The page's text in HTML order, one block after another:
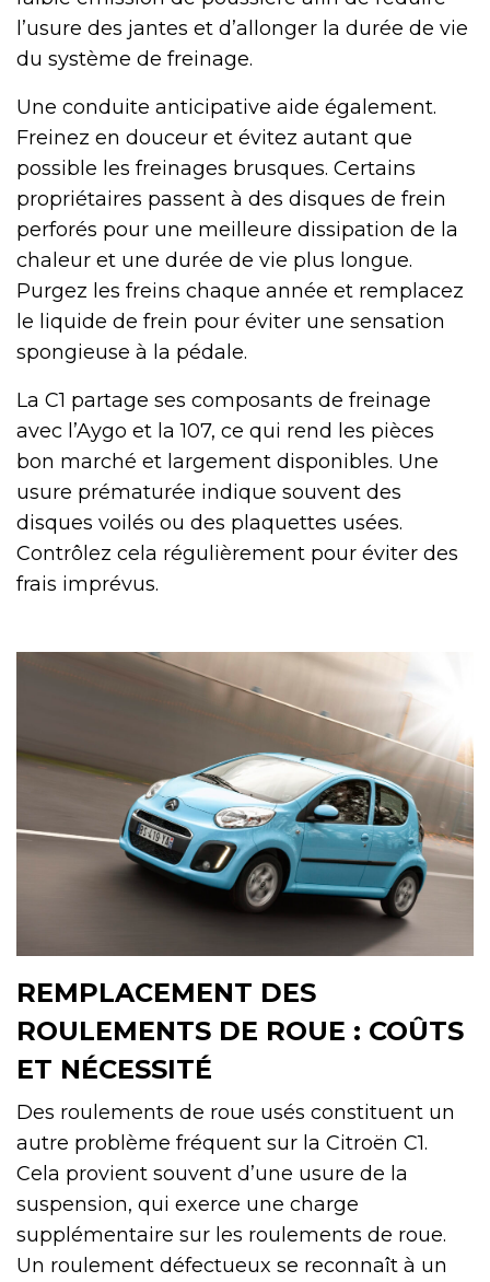
l’usure des jantes et d’allonger la durée de vie
du système de freinage.
Une conduite anticipative aide également.
Freinez en douceur et évitez autant que
possible les freinages brusques. Certains
propriétaires passent à des disques de frein
perforés pour une meilleure dissipation de la
chaleur et une durée de vie plus longue.
Purgez les freins chaque année et remplacez
le liquide de frein pour éviter une sensation
spongieuse à la pédale.
La C1 partage ses composants de freinage
avec l’Aygo et la 107, ce qui rend les pièces
bon marché et largement disponibles. Une
usure prématurée indique souvent des
disques voilés ou des plaquettes usées.
Contrôlez cela régulièrement pour éviter des
frais imprévus.
REMPLACEMENT DES
ROULEMENTS DE ROUE : COÛTS
ET NÉCESSITÉ
Des roulements de roue usés constituent un
autre problème fréquent sur la Citroën C1.
Cela provient souvent d’une usure de la
suspension, qui exerce une charge
supplémentaire sur les roulements de roue.
Un roulement défectueux se reconnaît à un